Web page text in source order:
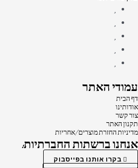
עמודי האתר
דף הבית
אודותינו
צור קשר
תקנון האתר
מדיניות החזרת מוצרים/אחריות
אנחנו ברשתות החברתיות:
בקרו אותנו בפייסבוק